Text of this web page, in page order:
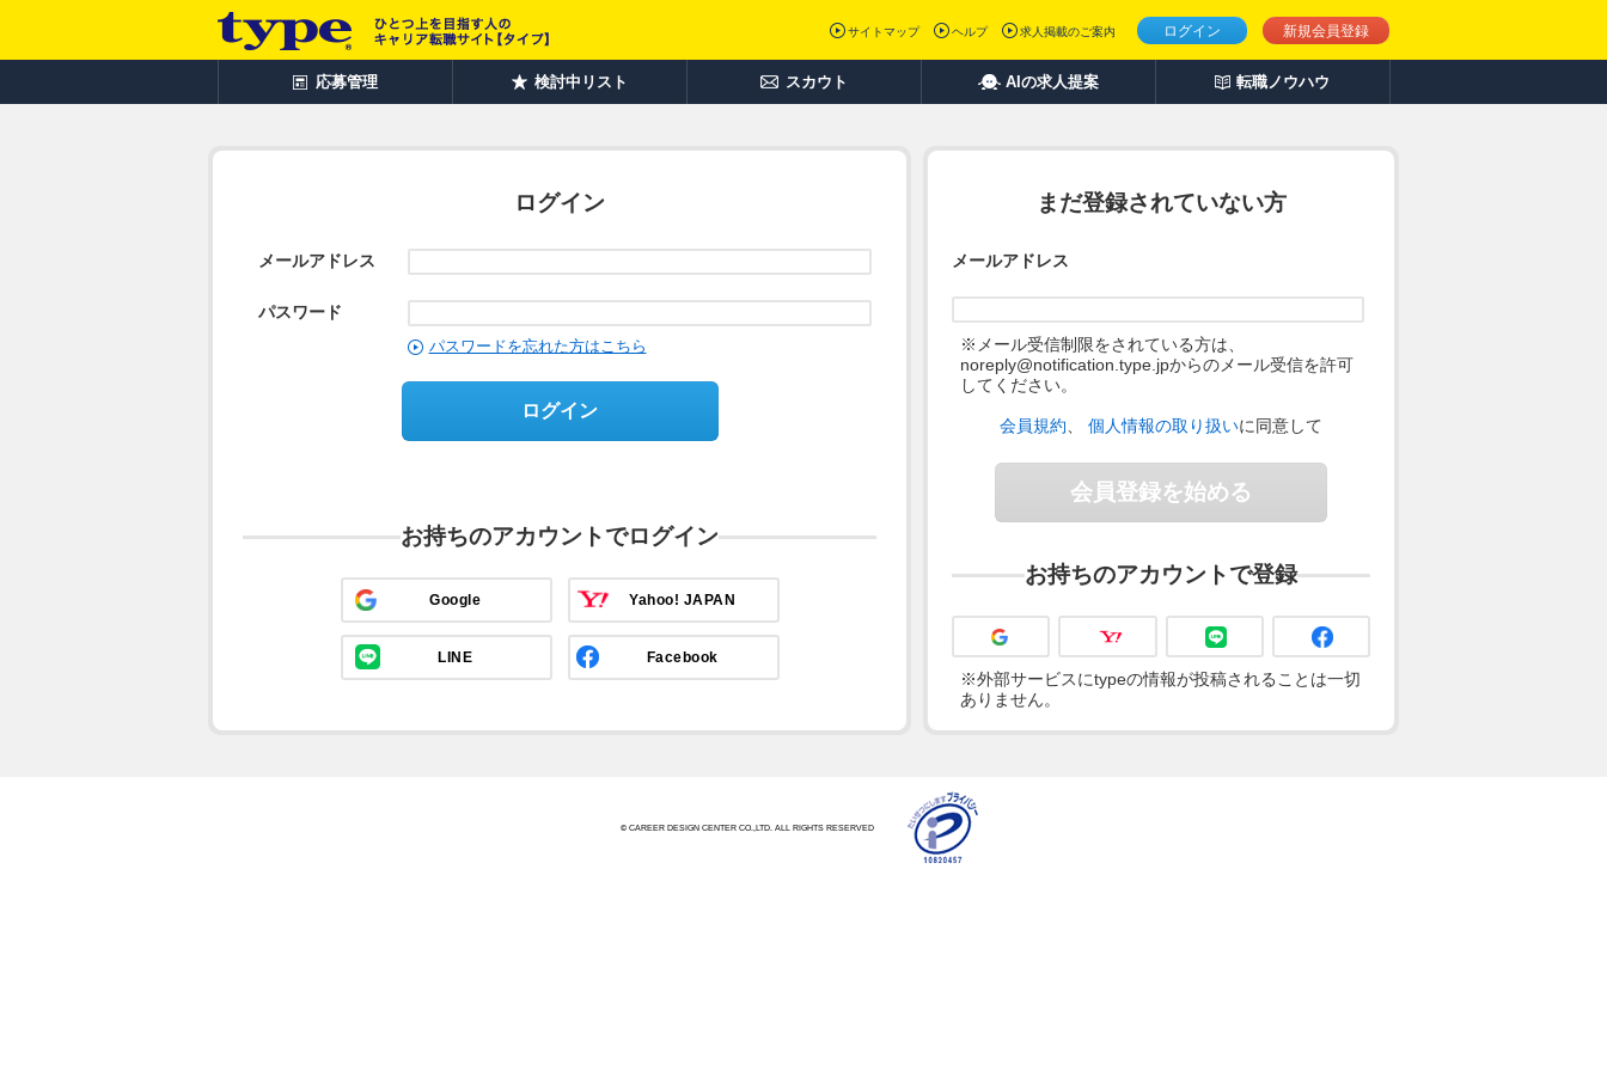
ログイン 新規会員登録
サイトマップ ヘルプ 求人掲載のご案内
応募管理 検討中リスト スカウト AIの求人提案 転職ノウハウ
ログイン
メールアドレス
パスワード
パスワードを忘れた方はこちら
ログイン
お持ちのアカウントでログイン
Google Yahoo! JAPAN
LINE Facebook
まだ登録されていない方
メールアドレス
※メール受信制限をされている方は、
noreply@notification.type.jpからのメール受信を許可
してください。
会員規約 個人情報の取り扱いに同意して
会員登録を始める
お持ちのアカウントで登録
※外部サービスにtypeの情報が投稿されることは一切
ありません。
© CAREER DESIGN CENTER CO.,LTD. ALL RIGHTS RESERVED